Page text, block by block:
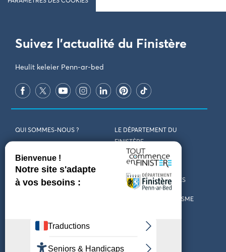
Suivez l'actualité du Finistère
Heulit keleier Penn-ar-bed
QUI SOMMES-NOUS ?
LE DÉPARTEMENT DU
FINISTÈRE
REJOIGNEZ-NOUS VENIR EN FINISTÈRE
CONTACT CARTES ET BROCHURES
LES OFFICES DE TOURISME
D’ACCESSIBILITÉ